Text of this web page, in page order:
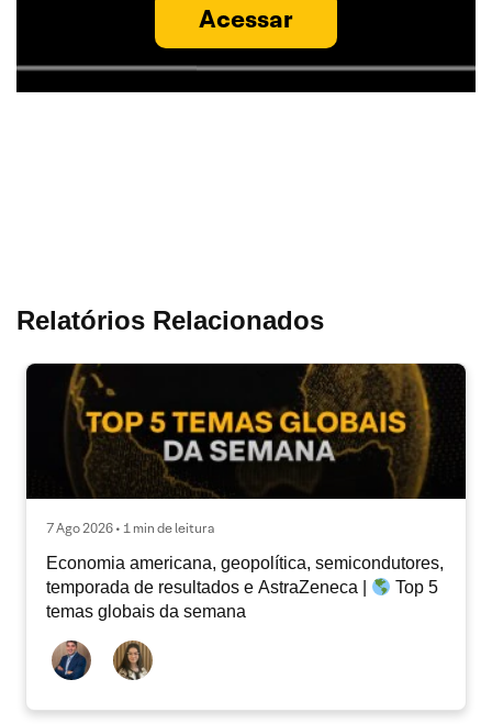
Acessar
Relatórios Relacionados
7 Ago 2026 • 1 min de leitura
Economia americana, geopolítica, semicondutores,
temporada de resultados e AstraZeneca |
Top 5
temas globais da semana